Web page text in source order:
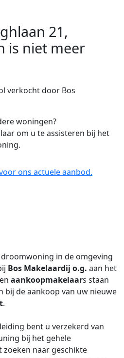
21,
is niet meer
verkocht door Bos
woningen?
om u te assisteren bij het
ons actuele aanbod.
in de omgeving
Bos Makelaardij o.g. aan het
aankoopmakelaars staan
bij de aankoop van uw nieuwe
.
bent u verzekerd van
bij het gehele
zoeken naar geschikte